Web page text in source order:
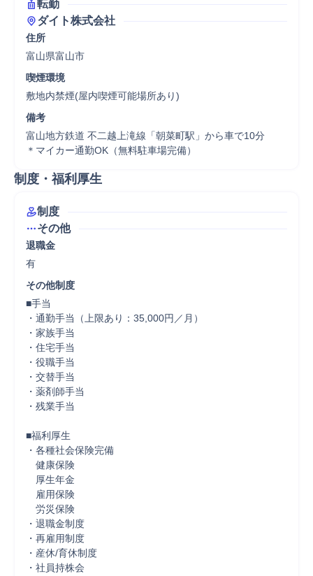
転勤
ダイト株式会社
住所
富山県富山市
喫煙環境
敷地内禁煙(屋内喫煙可能場所あり)
備考
富山地方鉄道 不二越上滝線「朝菜町駅」から車で10分
＊マイカー通勤OK（無料駐車場完備）
制度・福利厚生
制度
その他
退職金
有
その他制度
■手当
・通勤手当（上限あり：35,000円／月）
・家族手当
・住宅手当
・役職手当
・交替手当
・薬剤師手当
・残業手当
■福利厚生
・各種社会保険完備
健康保険
厚生年金
雇用保険
労災保険
・退職金制度
・再雇用制度
・産休/育休制度
・社員持株会